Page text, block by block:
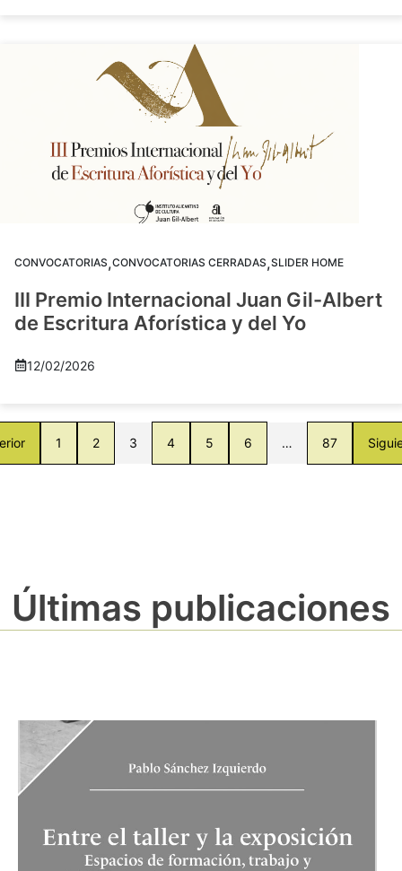
CONVOCATORIAS,CONVOCATORIAS CERRADAS,SLIDER HOME
III Premio Internacional Juan Gil-Albert
de Escritura Aforística y del Yo
12/02/2026
1 2 3 4 5 6 … 87
Últimas publicaciones